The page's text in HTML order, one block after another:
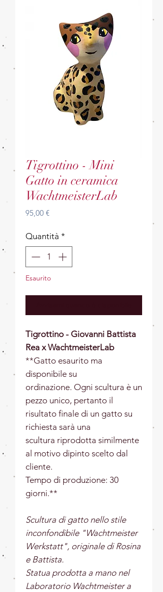
Tigrottino - Mini
Gatto in ceramica
WachtmeisterLab
95,00 €Prezzo
Quantità *
Esaurito
Tigrottino - Giovanni Battista
Rea x WachtmeisterLab
**Gatto esaurito ma
disponibile su
ordinazione. Ogni scultura è un
pezzo unico, pertanto il
risultato finale di un gatto su
richiesta sarà una
scultura riprodotta similmente
al motivo dipinto scelto dal
cliente.
Tempo di produzione: 30
giorni.**
Scultura di gatto nello stile
inconfondibile "Wachtmeister
Werkstatt", originale di Rosina
e Battista.
Statua prodotta a mano nel
Laboratorio Wachtmeister a